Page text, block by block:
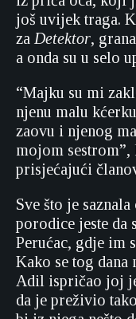
još uvijek traga.
za Detektor,
a onda su u selo
“Majku su mi
njenu malu
zaovu i njenog
mojom sestrom”,
prisjećajući
Sve što je
porodice jeste da
Perućac, gdje im
Kako se tog dana
Adil ispričao joj
da je preživio